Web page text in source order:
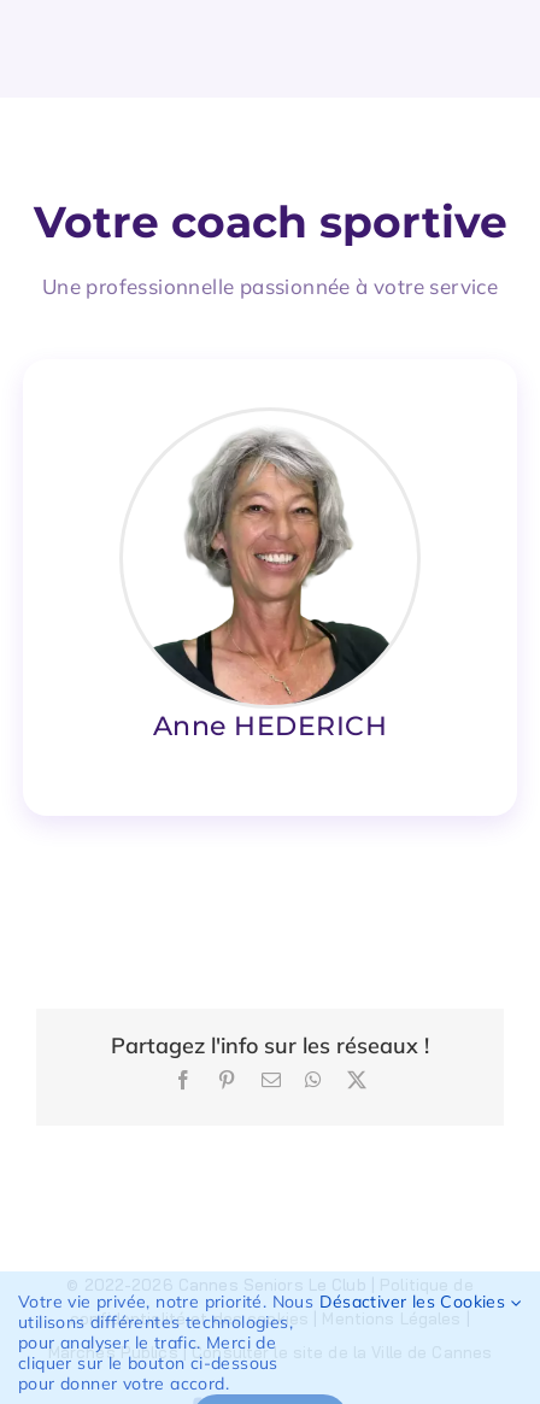
Votre coach sportive
Une professionnelle passionnée à votre service
Anne HEDERICH
Partagez l'info sur les réseaux !
FacebookPinterest
Email WhatsApp
confidentialité et des cookies
Marchés Publics|Consulter le site de la Ville de Cannes
Votre vie privée, notre priorité. Nous
utilisons différentes technologies,
pour analyser le trafic. Merci de
cliquer sur le bouton ci-dessous
pour donner votre accord.
Désactiver les Cookies